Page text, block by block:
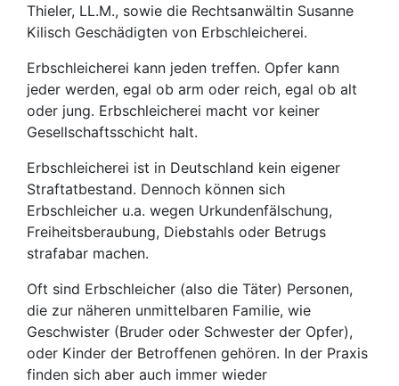
Thieler, LL.M., sowie die Rechtsanwältin Susanne
Kilisch Geschädigten von Erbschleicherei.
Erbschleicherei kann jeden treffen. Opfer kann
jeder werden, egal ob arm oder reich, egal ob alt
oder jung. Erbschleicherei macht vor keiner
Gesellschaftsschicht halt.
Erbschleicherei ist in Deutschland kein eigener
Straftatbestand. Dennoch können sich
Erbschleicher u.a. wegen Urkundenfälschung,
Freiheitsberaubung, Diebstahls oder Betrugs
strafabar machen.
Oft sind Erbschleicher (also die Täter) Personen,
die zur näheren unmittelbaren Familie, wie
Geschwister (Bruder oder Schwester der Opfer),
oder Kinder der Betroffenen gehören. In der Praxis
finden sich aber auch immer wieder